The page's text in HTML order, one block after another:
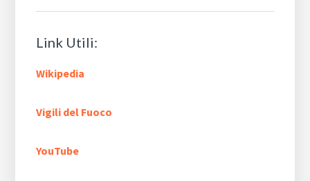
Link Utili:
Wikipedia
Vigili del Fuoco
YouTube